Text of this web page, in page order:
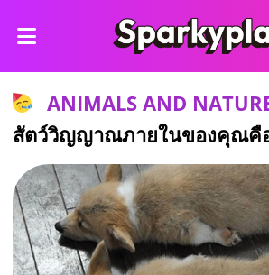
ANIMALS AND
สัตว์วิญญาณภายในของคุณคื